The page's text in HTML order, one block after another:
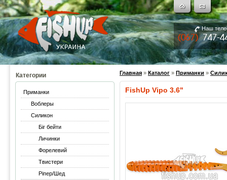
Наш
Категории
Приманки
Воблеры
Силикон
Біг бейти
Личинки
Форелевий
Твистери
Ріпер/Шед
Главная » Каталог » Приманки »
FishUp Vipo 3.6"